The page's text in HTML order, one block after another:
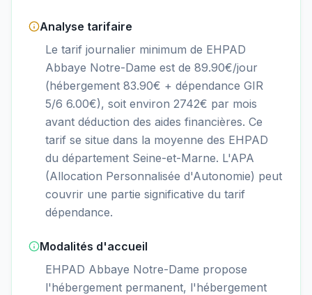
Analyse tarifaire
Le tarif journalier minimum de EHPAD
Abbaye Notre-Dame est de 89.90€/jour
(hébergement 83.90€ + dépendance GIR
5/6 6.00€), soit environ 2742€ par mois
avant déduction des aides financières. Ce
tarif se situe dans la moyenne des EHPAD
du département Seine-et-Marne. L'APA
(Allocation Personnalisée d'Autonomie) peut
couvrir une partie significative du tarif
dépendance.
Modalités d'accueil
EHPAD Abbaye Notre-Dame propose
l'hébergement permanent, l'hébergement